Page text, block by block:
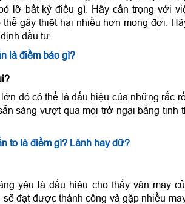
lỡ bất kỳ điều gì. Hãy cẩn trọng với
gây thiệt hại nhiều hơn mong đợi.
đầu tư.
là điềm báo gì?
đó có thể là dấu hiệu của những rắc
sàng vượt qua mọi trở ngại bằng tinh
to là điềm gì? Lành hay dữ?
yêu là dấu hiệu cho thấy vận may
đạt được thành công và gặp nhiều